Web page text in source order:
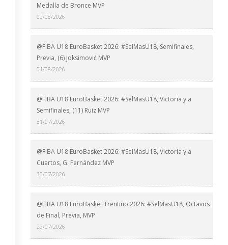
Medalla de Bronce MVP
02/08/2026
@FIBA U18 EuroBasket 2026: #SelMasU18, Semifinales,
Previa, (6) Joksimović MVP
01/08/2026
@FIBA U18 EuroBasket 2026: #SelMasU18, Victoria y a
Semifinales, (11) Ruiz MVP
31/07/2026
@FIBA U18 EuroBasket 2026: #SelMasU18, Victoria y a
Cuartos, G. Fernández MVP
30/07/2026
@FIBA U18 EuroBasket Trentino 2026: #SelMasU18, Octavos
de Final, Previa, MVP
29/07/2026